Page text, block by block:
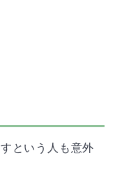
という人も意外